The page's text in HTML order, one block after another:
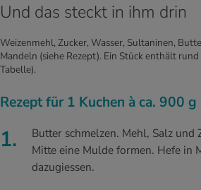
Und das steckt in ihm drin
Weizenmehl, Zucker, Wasser, Sultaninen,
Mandeln (siehe Rezept). Ein Stück enthält
Tabelle).
Rezept für 1 Kuchen à ca. 900 g
Butter schmelzen. Mehl, Salz und
Mitte eine Mulde formen. Hefe in
dazugiessen.